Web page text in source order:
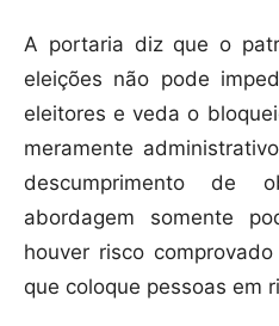
A portaria diz que o
eleições não pode
eleitores e veda o
meramente
descumprimento de
abordagem somente
houver risco
que coloque pessoas em